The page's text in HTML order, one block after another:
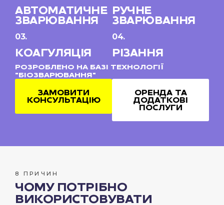
АВТОМАТИЧНЕ
ЗВАРЮВАННЯ
РУЧНЕ
ЗВАРЮВАННЯ
03.
КОАГУЛЯЦІЯ
04.
РІЗАННЯ
РОЗРОБЛЕНО НА БАЗІ ТЕХНОЛОГІЇ
"БІОЗВАРЮВАННЯ"
ЗАМОВИТИ
КОНСУЛЬТАЦІЮ
ОРЕНДА ТА
ДОДАТКОВІ
ПОСЛУГИ
8 ПРИЧИН
ЧОМУ ПОТРІБНО
ВИКОРИСТОВУВАТИ